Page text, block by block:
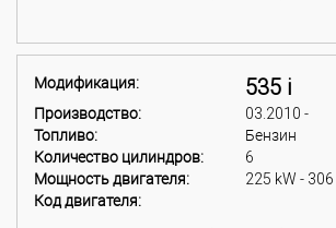
Модификация: 535 i
Производство:
03.2010 -
Топливо:
Бензин
Количество цилиндров:
6
Мощность двигателя:
225 kW - 306
Код двигателя: